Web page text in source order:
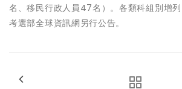
名、移民行政人員47名）。各類科組別增
考選部全球資訊網另行公告。